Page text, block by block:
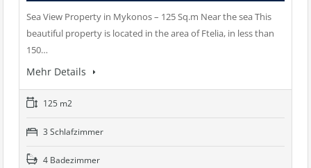
Sea View Property in Mykonos – 125 Sq.m Near the sea This
beautiful property is located in the area of Ftelia, in less than
150…
Mehr Details
125 m2
3 Schlafzimmer
4 Badezimmer